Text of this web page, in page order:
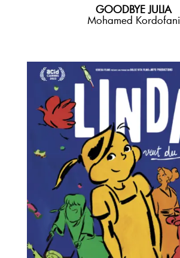
GOODBYE JULIA
Mohamed Kordofani